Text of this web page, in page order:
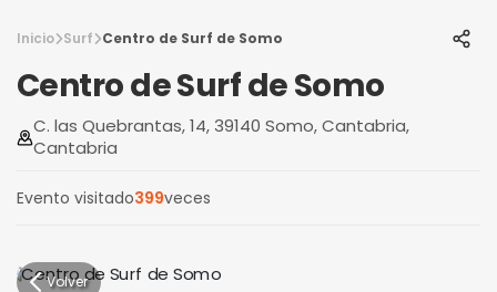
Inicio Surf Centro de Surf de Somo
Centro de Surf de Somo
C. las Quebrantas, 14, 39140 Somo, Cantabria,
Cantabria
Evento visitado399veces
Volver